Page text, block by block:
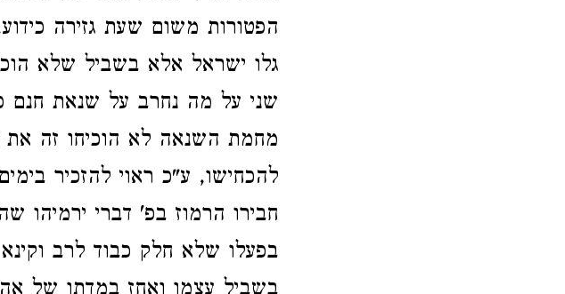
הפטורות משום שעת גזירה
גלו ישראל אלא בשביל שלא
שני על מה נחרב על שנאת חנם
מחמת השנאה לא הוכיחו זה את
להכחישו, ע"כ ראוי להזכיר
חבירו הרמוז בפ' דברי ירמיהו
בפעלו שלא חלק כבוד לרב